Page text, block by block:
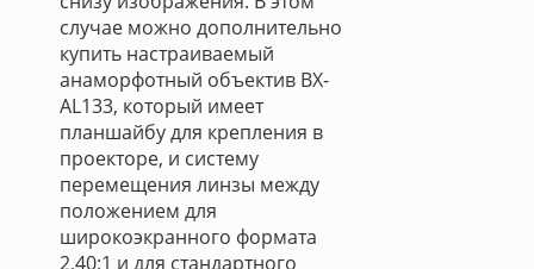
случае можно дополнительно
купить настраиваемый
анаморфотный объектив BX-
AL133, который имеет
планшайбу для крепления в
проекторе, и систему
перемещения линзы между
положением для
широкоэкранного формата
2,40:1 и для стандартного